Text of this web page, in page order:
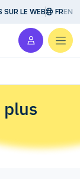
SUR LE WEB FREN
plus